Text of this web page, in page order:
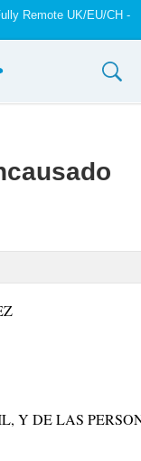
Remote UK/EU/CH -
Y DE LAS